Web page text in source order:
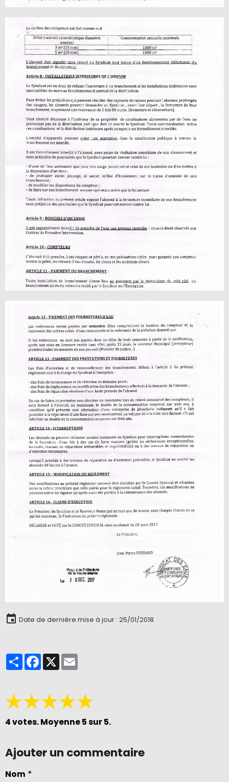
Date de dernière mise à jour : 25/01/2018
PartagerFacebook
X
★★★★★
4votes. Moyenne5sur 5.
Ajouter un commentaire
Nom